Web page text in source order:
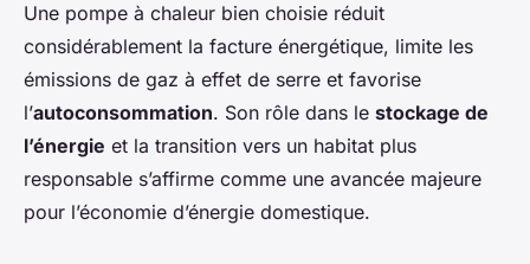
Une pompe à chaleur bien choisie réduit
considérablement la facture énergétique, limite les
émissions de gaz à effet de serre et favorise
l’autoconsommation. Son rôle dans le stockage de
l’énergie et la transition vers un habitat plus
responsable s’affirme comme une avancée majeure
pour l’économie d’énergie domestique.